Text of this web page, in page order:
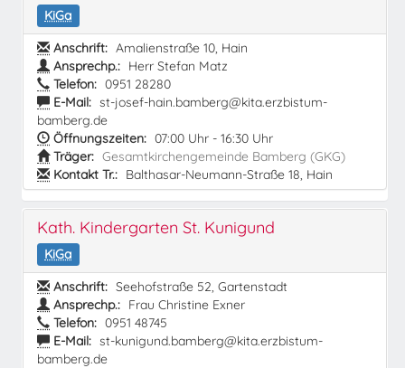
KiGa
Anschrift: Amalienstraße 10, Hain
Ansprechp.: Herr Stefan Matz
Telefon: 0951 28280
E-Mail: st-josef-hain.bamberg@kita.erzbistum-
bamberg.de
Öffnungszeiten: 07:00 Uhr - 16:30 Uhr
Träger: Gesamtkirchengemeinde Bamberg (GKG)
Kontakt Tr.: Balthasar-Neumann-Straße 18, Hain
Kath. Kindergarten St. Kunigund
KiGa
Anschrift: Seehofstraße 52, Gartenstadt
Ansprechp.: Frau Christine Exner
Telefon: 0951 48745
E-Mail: st-kunigund.bamberg@kita.erzbistum-
bamberg.de